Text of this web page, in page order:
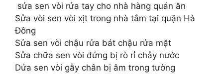
sửa sen vòi rửa tay cho nhà hàng quán ăn
Sửa vòi sen vòi xịt trong nhà tắm tại quận Hà
Đông
Sửa sen vòi chậu rửa bát chậu rửa mặt
Sửa chữa sen vòi đứng bị rò rỉ chảy nước
Dửa sen vòi gẫy chân bị âm trong tường